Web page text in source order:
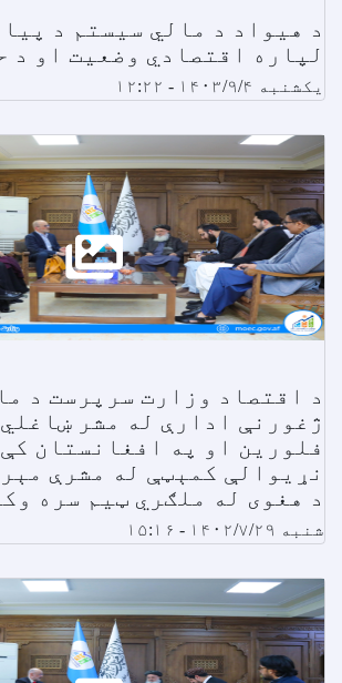
د هیواد د مالي سیستم د
لپاره اقتصادي وضعیت او د
یکشنبه ۱۴۰۳/۹/۴ - ۱۲:۲۲
د اقتصاد وزارت سرپرست د
ژغورنې ادارې له مشر
فلورین او په افغانستان
نړیوالې کمېټې له مشرې
د هغوی له ملګري ټیم سره
شنبه ۱۴۰۲/۷/۲۹ - ۱۵:۱۶